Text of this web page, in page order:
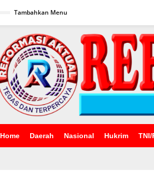
Tambahkan Menu
Home Daerah Nasional Hukrim